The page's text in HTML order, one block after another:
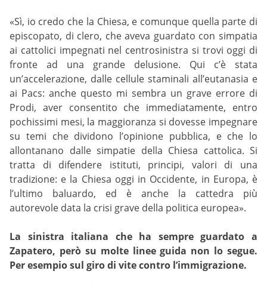
«Sì, io credo che la Chiesa, e comunque quella parte di
episcopato, di clero, che aveva guardato con simpatia
ai cattolici impegnati nel centrosinistra si trovi oggi di
fronte ad una grande delusione. Qui c’è stata
un’accelerazione, dalle cellule staminali all’eutanasia e
ai Pacs: anche questo mi sembra un grave errore di
Prodi, aver consentito che immediatamente, entro
pochissimi mesi, la maggioranza si dovesse impegnare
su temi che dividono l’opinione pubblica, e che lo
allontanano dalle simpatie della Chiesa cattolica. Si
tratta di difendere istituti, principi, valori di una
tradizione: e la Chiesa oggi in Occidente, in Europa, è
l’ultimo baluardo, ed è anche la cattedra più
autorevole data la crisi grave della politica europea».
La sinistra italiana che ha sempre guardato a
Zapatero, però su molte linee guida non lo segue.
Per esempio sul giro di vite contro l’immigrazione.